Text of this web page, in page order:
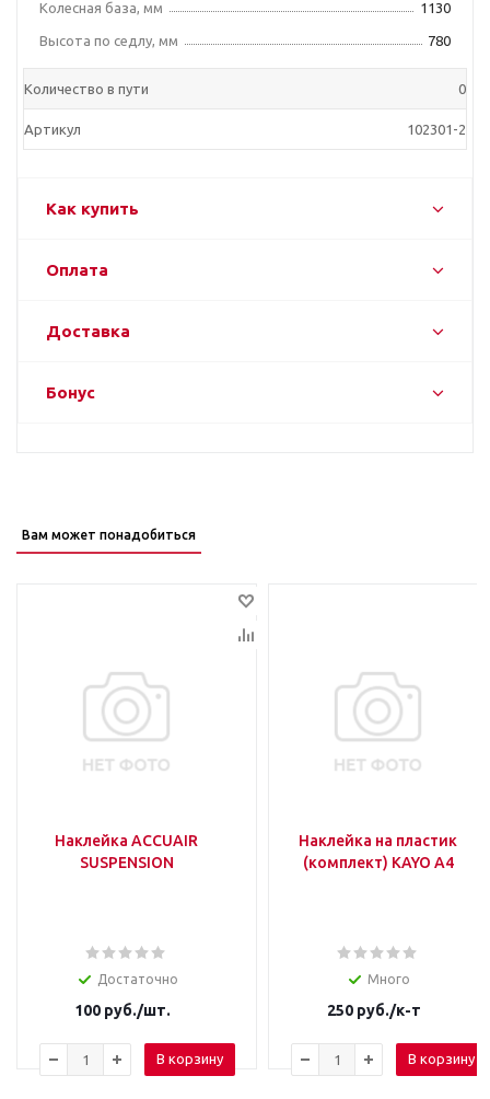
Колесная база, мм 1130
Высота по седлу, мм 780
Количество в пути 0
Артикул 102301-2
Как купить
Оплата
Доставка
Бонус
Вам может понадобиться
Наклейка ACCUAIR
SUSPENSION
Достаточно
100 руб./шт.
В корзину
Наклейка на пластик
(комплект) KAYO A4
Много
250 руб./к-т
В корзину